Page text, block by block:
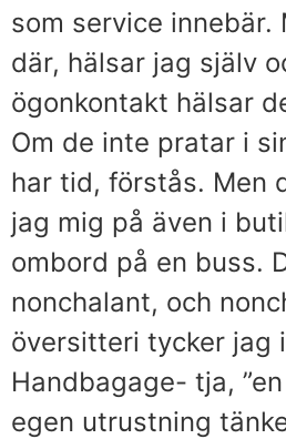
som service innebär.
där, hälsar jag själv
ögonkontakt hälsar
Om de inte pratar i
har tid, förstås. Men
jag mig på även i
ombord på en buss.
nonchalant, och
översitteri tycker jag
Handbagage- tja,
egen utrustning